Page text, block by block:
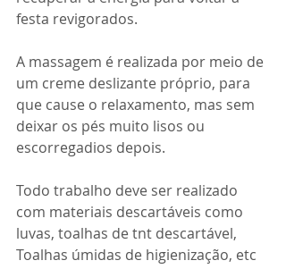
festa revigorados.
A massagem é realizada por meio de
um creme deslizante próprio, para
que cause o relaxamento, mas sem
deixar os pés muito lisos ou
escorregadios depois.
Todo trabalho deve ser realizado
com materiais descartáveis como
luvas, toalhas de tnt descartável,
Toalhas úmidas de higienização, etc